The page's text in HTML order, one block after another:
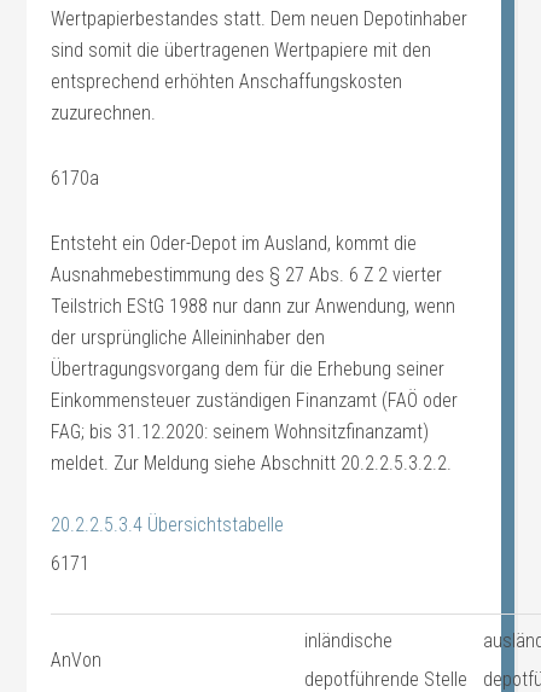
Wertpapierbestandes statt. Dem neuen Depotinhaber
sind somit die übertragenen Wertpapiere mit den
entsprechend erhöhten Anschaffungskosten
zuzurechnen.
6170a
Entsteht ein Oder-Depot im Ausland, kommt die
Ausnahmebestimmung des § 27 Abs. 6 Z 2 vierter
Teilstrich EStG 1988 nur dann zur Anwendung, wenn
der ursprüngliche Alleininhaber den
Übertragungsvorgang dem für die Erhebung seiner
Einkommensteuer zuständigen Finanzamt (FAÖ oder
FAG; bis 31.12.2020: seinem Wohnsitzfinanzamt)
meldet. Zur Meldung siehe Abschnitt 20.2.2.5.3.2.2.
20.2.2.5.3.4 Übersichtstabelle
6171
AnVon
inländische
depotführende Stelle